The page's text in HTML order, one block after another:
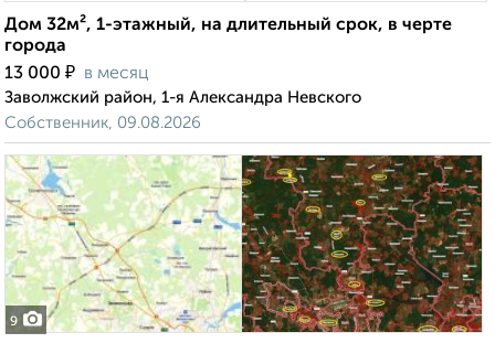
Дом 32м², 1-этажный, на длительный срок, в черте
города
13 000 ₽ в месяц
Заволжский район, 1-я Александра Невского
Собственник, 09.08.2026
9